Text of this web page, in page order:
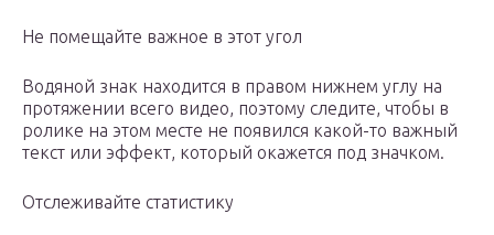
Не помещайте важное в этот угол
Водяной знак находится в правом нижнем углу на
протяжении всего видео, поэтому следите, чтобы в
ролике на этом месте не появился какой-то важный
текст или эффект, который окажется под значком.
Отслеживайте статистику